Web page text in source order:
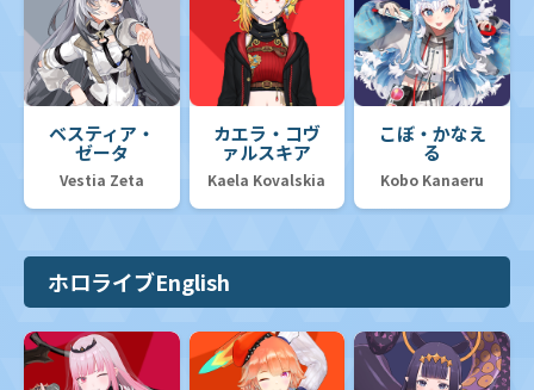
ベスティア・
ゼータ
Vestia Zeta
カエラ・コヴ
ァルスキア
Kaela Kovalskia
こぼ・かなえ
る
Kobo Kanaeru
ホロライブEnglish